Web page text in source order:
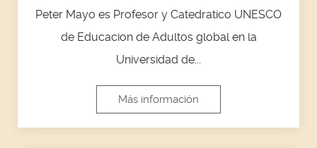
Peter Mayo es Profesor y Catedratico UNESCO
de Educacion de Adultos global en la
Universidad de...
Más información